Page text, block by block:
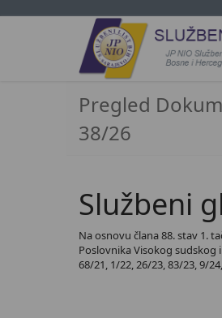
Pregled
38/26
Službeni
Na osnovu člana 88. stav 1.
Poslovnika Visokog sudskog
68/21, 1/22, 26/23, 83/23, 9/